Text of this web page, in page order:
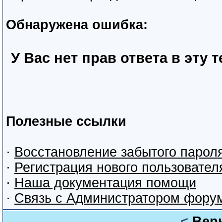
Обнаружена ошибка:
У Вас нет прав ответа в эту
Полезные ссылки
· Восстановление забытого
· Регистрация нового
· Наша документация помощи
· Связь с Администратором